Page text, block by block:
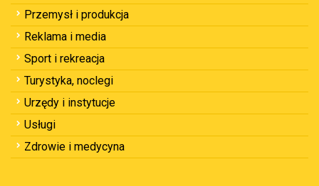
Przemysł i produkcja
Reklama i media
Sport i rekreacja
Turystyka, noclegi
Urzędy i instytucje
Usługi
Zdrowie i medycyna